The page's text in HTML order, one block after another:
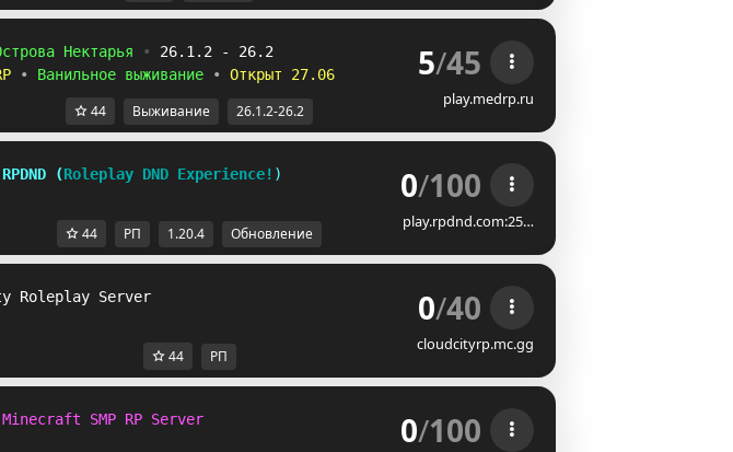
Нектарья •
26.1.2 - 26.2
• Ванильное выживание • Открыт 27.06 5/45
play.medrp.ru
44 Выживание 26.1.2-26.2
RPDND (Roleplay DND Experience! ) GP Freshly updated to 1.20.4!
0/100
play.rpdnd.com:25…
44 РП 1.20.4 Обновление
Roleplay Server 0/40
cloudcityrp.mc.gg
44 РП
SMP RP Server 0/100